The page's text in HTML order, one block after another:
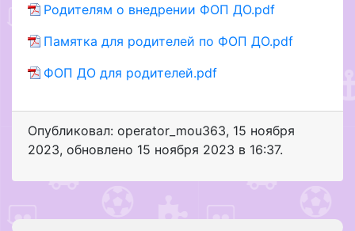
Родителям о внедрении ФОП ДО.pdf
Памятка для родителей по ФОП ДО.pdf
ФОП ДО для родителей.pdf
Опубликовал: operator_mou363, 15 ноября
2023, обновлено 15 ноября 2023 в 16:37.